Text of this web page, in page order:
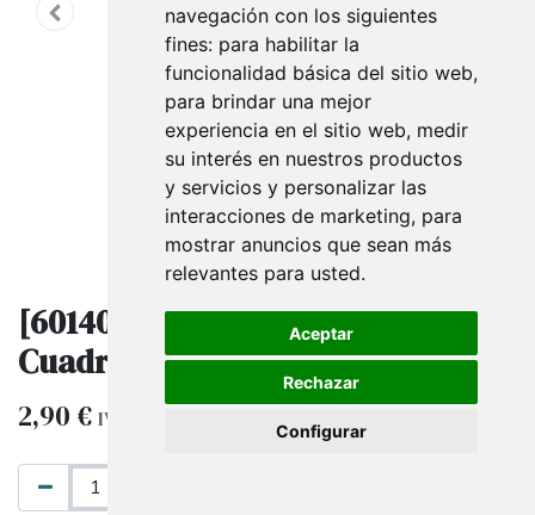
navegación con los siguientes
fines: para habilitar la
funcionalidad básica del sitio web,
para brindar una mejor
experiencia en el sitio web, medir
su interés en nuestros productos
y servicios y personalizar las
interacciones de marketing, para
mostrar anuncios que sean más
relevantes para usted.
Aceptar
Rechazar
Configurar
[6014029] Etiquetas De Precio
Cuadrado Negro 5X5Cm 100Und
2,90€ IVA excluido